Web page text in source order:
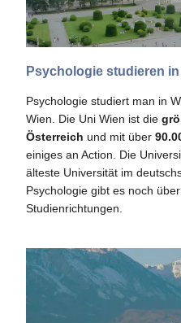
Psychologie studieren in
Psychologie studiert man in
Wien. Die Uni Wien ist die
Österreich und mit über
einiges an Action. Die
älteste Universität im
Psychologie gibt es noch
Studienrichtungen.